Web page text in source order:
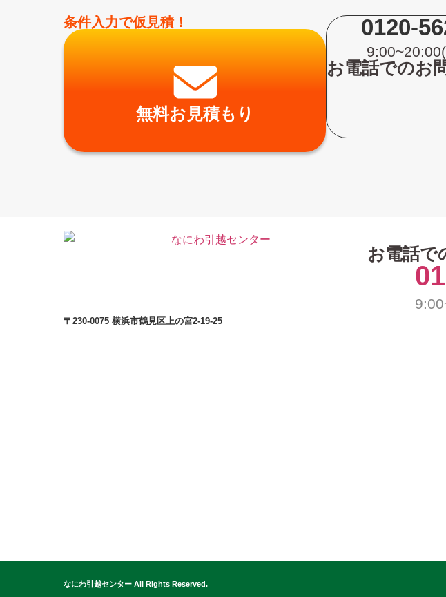
条件入力で仮見積！
無料お見積もり
0120-
お電話でのお
〒230-0075 横浜市鶴見区上の宮2-19-25
お電話で
なにわ引越センター All Rights Reserved.